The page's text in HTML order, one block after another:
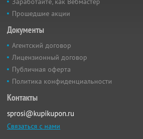
Прошедшие акции
Документы
Агентский договор
Лицензионный договор
Публичная оферта
Политика конфиденциальности
Контакты
sprosi@kupikupon.ru
Связаться с нами